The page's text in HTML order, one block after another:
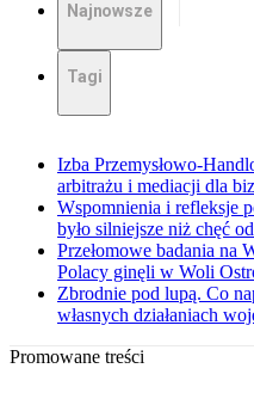
Najnowsze
Tagi
Izba Przemysłowo-
arbitrażu i mediacji dla
Wspomnienia i refleksje
było silniejsze niż chęć
Przełomowe badania na
Polacy ginęli w Woli
Zbrodnie pod lupą. Co
własnych działaniach
Promowane treści